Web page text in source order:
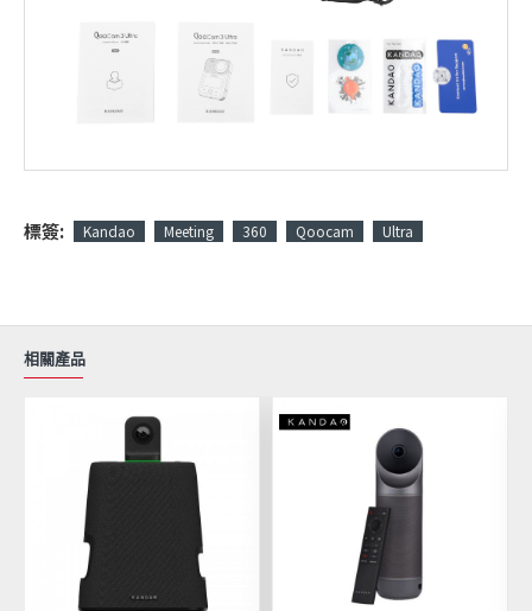
標簽: Kandao Meeting 360 Qoocam Ultra
相關產品